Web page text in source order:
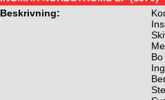
Beskrivning: